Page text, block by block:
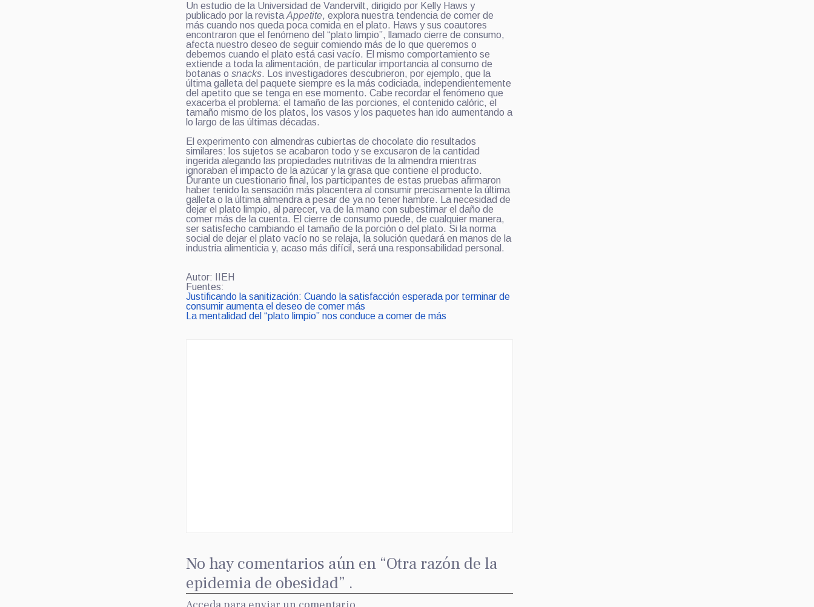
Un estudio de la Universidad de Vandervilt, dirigido por Kelly Haws y
publicado por la revista Appetite, explora nuestra tendencia de comer de
más cuando nos queda poca comida en el plato. Haws y sus coautores
encontraron que el fenómeno del “plato limpio”, llamado cierre de consumo,
afecta nuestro deseo de seguir comiendo más de lo que queremos o
debemos cuando el plato está casi vacío. El mismo comportamiento se
extiende a toda la alimentación, de particular importancia al consumo de
botanas o snacks. Los investigadores descubrieron, por ejemplo, que la
última galleta del paquete siempre es la más codiciada, independientemente
del apetito que se tenga en ese momento. Cabe recordar el fenómeno que
exacerba el problema: el tamaño de las porciones, el contenido calóric, el
tamaño mismo de los platos, los vasos y los paquetes han ido aumentando a
lo largo de las últimas décadas.
El experimento con almendras cubiertas de chocolate dio resultados
similares: los sujetos se acabaron todo y se excusaron de la cantidad
ingerida alegando las propiedades nutritivas de la almendra mientras
ignoraban el impacto de la azúcar y la grasa que contiene el producto.
Durante un cuestionario final, los participantes de estas pruebas afirmaron
haber tenido la sensación más placentera al consumir precisamente la última
galleta o la última almendra a pesar de ya no tener hambre. La necesidad de
dejar el plato limpio, al parecer, va de la mano con subestimar el daño de
comer más de la cuenta. El cierre de consumo puede, de cualquier manera,
ser satisfecho cambiando el tamaño de la porción o del plato. Si la norma
social de dejar el plato vacío no se relaja, la solución quedará en manos de la
industria alimenticia y, acaso más difícil, será una responsabilidad personal.
Autor: IIEH
Fuentes:
Justificando la sanitización: Cuando la satisfacción esperada por terminar de
consumir aumenta el deseo de comer más
La mentalidad del “plato limpio” nos conduce a comer de más
No hay comentarios aún en “Otra razón de la
epidemia de obesidad” .